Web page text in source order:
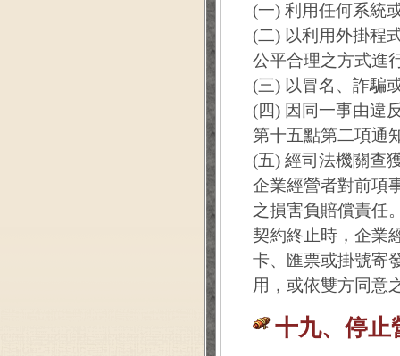
(一) 利用任何系統
(二) 以利用外掛程
公平合理之方式進
(三) 以冒名、詐騙
(四) 因同一事由違
第十五點第二項通
(五) 經司法機關查
企業經營者對前項
之損害負賠償責任
契約終止時，企業
卡、匯票或掛號寄
用，或依雙方同意
十九、停止